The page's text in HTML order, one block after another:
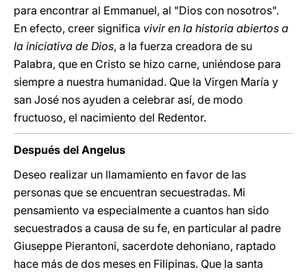
para encontrar al Emmanuel, al "Dios con nosotros".
En efecto, creer significa vivir en la historia abiertos a
la iniciativa de Dios, a la fuerza creadora de su
Palabra, que en Cristo se hizo carne, uniéndose para
siempre a nuestra humanidad. Que la Virgen María y
san José nos ayuden a celebrar así, de modo
fructuoso, el nacimiento del Redentor.
Después del Angelus
Deseo realizar un llamamiento en favor de las
personas que se encuentran secuestradas. Mi
pensamiento va especialmente a cuantos han sido
secuestrados a causa de su fe, en particular al padre
Giuseppe Pierantoni, sacerdote dehoniano, raptado
hace más de dos meses en Filipinas. Que la santa